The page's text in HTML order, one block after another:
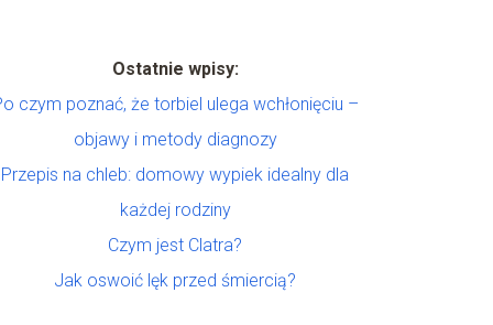
Ostatnie wpisy:
czym poznać, że torbiel ulega wchłonięciu –
objawy i metody diagnozy
Przepis na chleb: domowy wypiek idealny dla
każdej rodziny
Czym jest Clatra?
Jak oswoić lęk przed śmiercią?